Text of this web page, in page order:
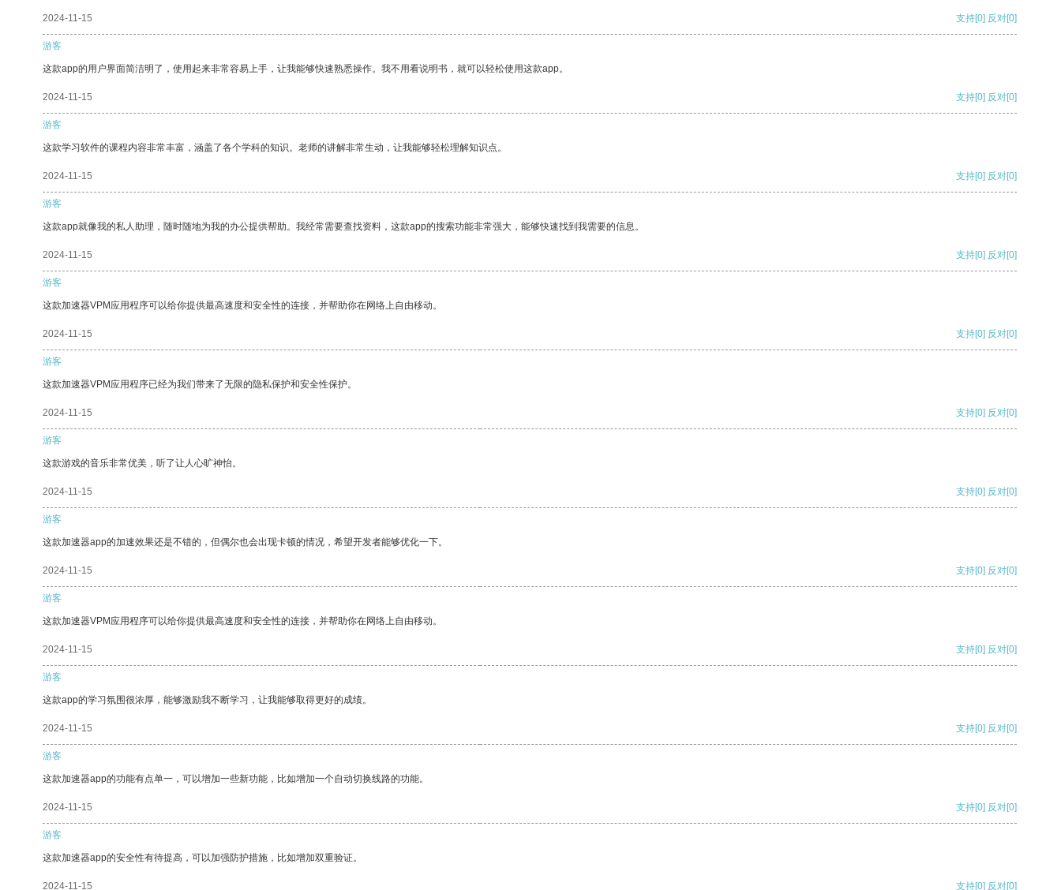
2024-11-15 支持[0] 反对[0]
游客
这款app的用户界面简洁明了，使用起来非常容易上手，让我能够快速熟悉操作。我不用看说明书，就可以轻松使用这款app。
2024-11-15 支持[0] 反对[0]
游客
这款学习软件的课程内容非常丰富，涵盖了各个学科的知识。老师的讲解非常生动，让我能够轻松理解知识点。
2024-11-15 支持[0] 反对[0]
游客
这款app就像我的私人助理，随时随地为我的办公提供帮助。我经常需要查找资料，这款app的搜索功能非常强大，能够快速找到我需要的信息。
2024-11-15 支持[0] 反对[0]
游客
这款加速器VPM应用程序可以给你提供最高速度和安全性的连接，并帮助你在网络上自由移动。
2024-11-15 支持[0] 反对[0]
游客
这款加速器VPM应用程序已经为我们带来了无限的隐私保护和安全性保护。
2024-11-15 支持[0] 反对[0]
游客
这款游戏的音乐非常优美，听了让人心旷神怡。
2024-11-15 支持[0] 反对[0]
游客
这款加速器app的加速效果还是不错的，但偶尔也会出现卡顿的情况，希望开发者能够优化一下。
2024-11-15 支持[0] 反对[0]
游客
这款加速器VPM应用程序可以给你提供最高速度和安全性的连接，并帮助你在网络上自由移动。
2024-11-15 支持[0] 反对[0]
游客
这款app的学习氛围很浓厚，能够激励我不断学习，让我能够取得更好的成绩。
2024-11-15 支持[0] 反对[0]
游客
这款加速器app的功能有点单一，可以增加一些新功能，比如增加一个自动切换线路的功能。
2024-11-15 支持[0] 反对[0]
游客
这款加速器app的安全性有待提高，可以加强防护措施，比如增加双重验证。
2024-11-15 支持[0] 反对[0]